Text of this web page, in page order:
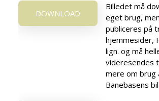
DOWNLOAD
Billedet må
eget brug,
publiceres på
hjemmesider,
lign. og må
videresendes
mere om brug
Banebasens